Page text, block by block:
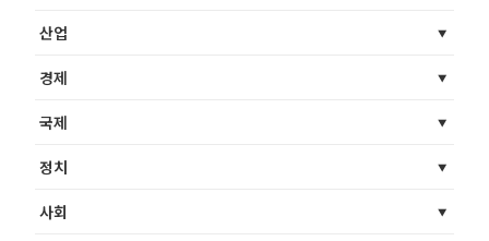
산업
경제
국제
정치
사회